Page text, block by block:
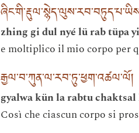
zhing gi dul nyé lü rab tüpa yi
e moltiplico il mio corpo per
gyalwa kün la rabtu chaktsal
Così che ciascun corpo si